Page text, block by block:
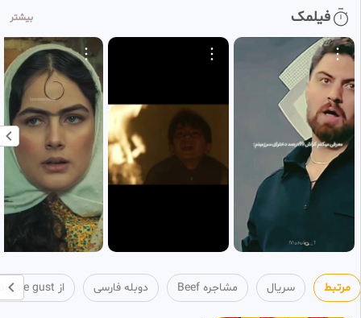
14
HD
15
سریال مشاجره Beef | دوبله
فارسی | فصل 2 | قسمت 5
anime gust
بازنشر شده
0:47:35
سریال مشاجره Beef | دوبله
فارسی | فصل 2 | قسمت 6
فیلمک بیشتر
مرتبط سریال مشاجره Beef دوبله فارسی از anime gust